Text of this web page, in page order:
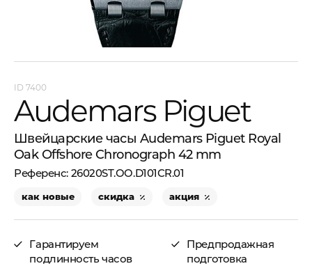
7400
Audemars Piguet
Швейцарские часы Audemars Piguet Royal
Oak Offshore Chronograph 42 mm
26020ST.OO.D101CR.01
как новые скидка акция
Гарантируем
подлинность часов
Предпродажная
подготовка